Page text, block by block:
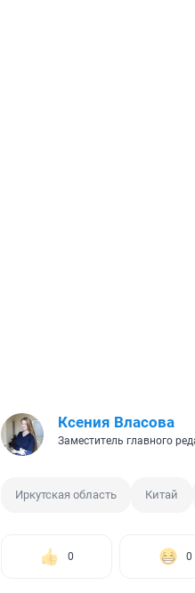
Ксения Власова
Заместитель главного
Иркутская область Китай
0 0